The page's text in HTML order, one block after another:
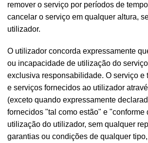
remover o serviço por períodos de
cancelar o serviço em qualquer altura,
utilizador.
O utilizador concorda expressamente
ou incapacidade de utilização do
exclusiva responsabilidade. O serviço e
e serviços fornecidos ao utilizador
(exceto quando expressamente
fornecidos "tal como estão" e "conforme
utilização do utilizador, sem qualquer
garantias ou condições de qualquer